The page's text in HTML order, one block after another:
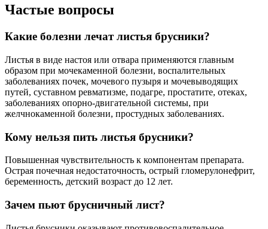
Частые вопросы
Какие болезни лечат листья брусники?
Листья в виде настоя или отвара применяются главным
образом при мочекаменной болезни, воспалительных
заболеваниях почек, мочевого пузыря и мочевыводящих
путей, суставном ревматизме, подагре, простатите, отеках,
заболеваниях опорно-двигательной системы, при
желчнокаменной болезни, простудных заболеваниях.
Кому нельзя пить листья брусники?
Повышенная чувствительность к компонентам препарата.
Острая почечная недостаточность, острый гломерулонефрит,
беременность, детский возраст до 12 лет.
Зачем пьют брусничный лист?